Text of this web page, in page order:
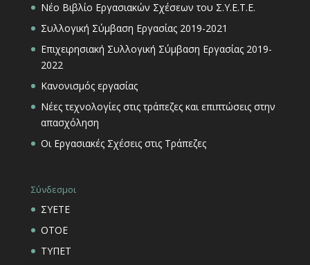
Νέο Βιβλίο Εργασιακών Σχέσεων του Σ.Υ.Ε.Τ.Ε.
Συλλογική Σύμβαση Εργασίας 2019-2021
Επιχειρησιακή Συλλογική Σύμβαση Εργασίας 2019-
2022
Κανονισμός εργασίας
Νέες τεχνολογίες στις τράπεζες και επιπτώσεις στην
απασχόληση
Οι Εργασιακές Σχέσεις στις Τράπεζες
Σύνδεσμοι
ΣΥΕΤΕ
ΟΤΟΕ
ΤΥΠΕΤ